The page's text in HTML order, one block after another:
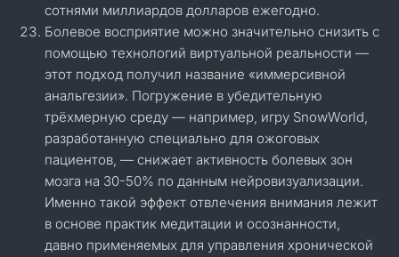
сотнями миллиардов долларов ежегодно.
Болевое восприятие можно значительно снизить с
помощью технологий виртуальной реальности —
этот подход получил название «иммерсивной
анальгезии». Погружение в убедительную
трёхмерную среду — например, игру SnowWorld,
разработанную специально для ожоговых
пациентов, — снижает активность болевых зон
мозга на 30-50% по данным нейровизуализации.
Именно такой эффект отвлечения внимания лежит
в основе практик медитации и осознанности,
давно применяемых для управления хронической